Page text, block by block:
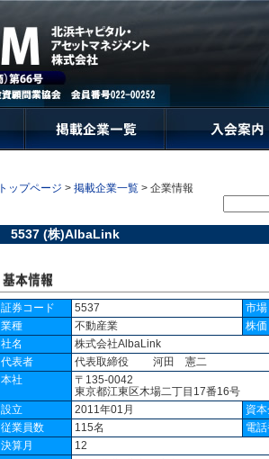
トップページ > 掲載企業一覧 > 企業情報
5537 (株)AlbaLink
証券コード 5537
市場
業種
不動産業
株価
社名
株式会社AlbaLink
代表者
代表取締役 河田 憲二
本社
〒135-0042
東京都江東区木場二丁目17番16号
設立
2011年01月
資
従業員数
115名
電
決算月
12